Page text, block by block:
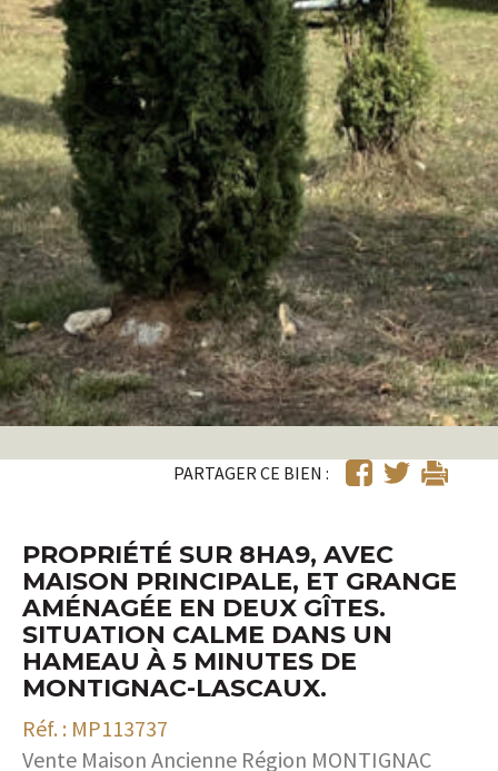
PARTAGER CE BIEN :
PROPRIÉTÉ SUR 8HA9, AVEC
MAISON PRINCIPALE, ET GRANGE
AMÉNAGÉE EN DEUX GÎTES.
SITUATION CALME DANS UN
HAMEAU À 5 MINUTES DE
MONTIGNAC-LASCAUX.
Réf. : MP113737
Vente Maison Ancienne Région MONTIGNAC